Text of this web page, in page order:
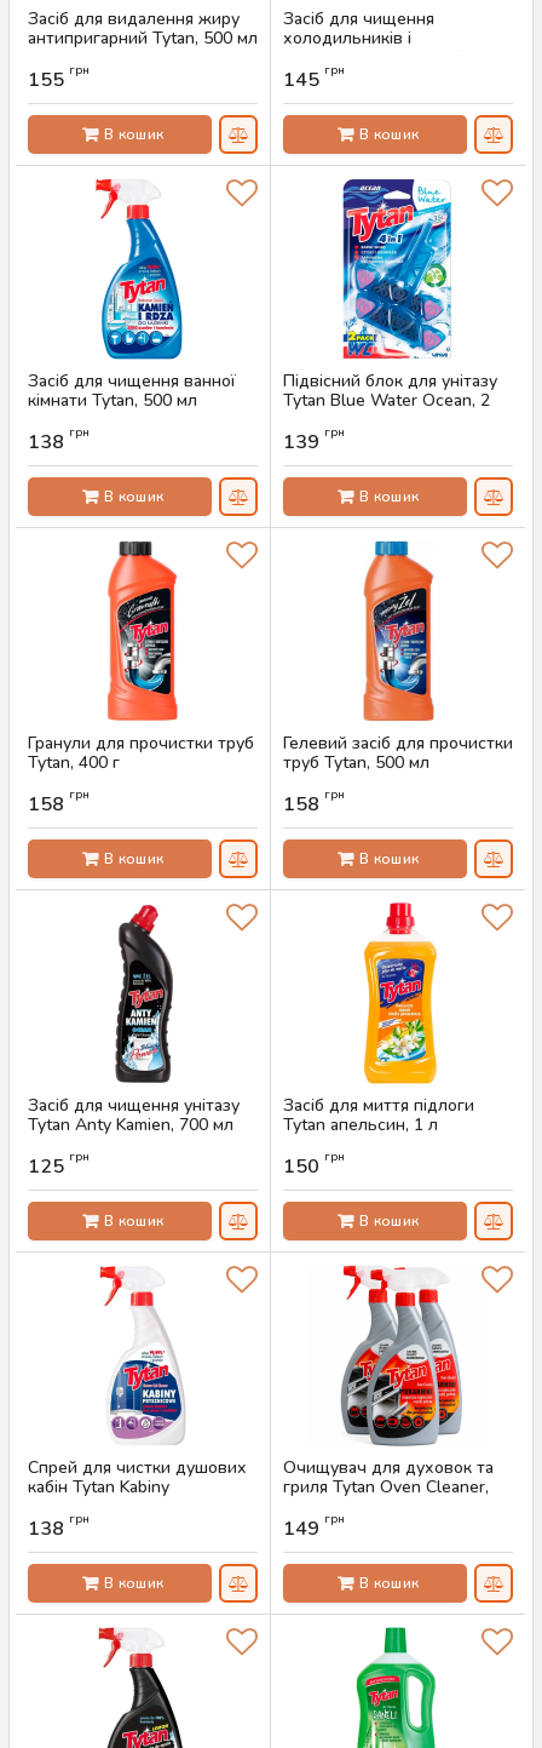
Засіб для видалення жиру
антипригарний Tytan, 500 мл
155 грн
В кошик
Засіб для чищення
холодильників і
500 мл
Артикул:AS-00477
145 грн
В кошик
Засіб для чищення ванної
кімнати Tytan, 500 мл
138 грн
В кошик
Підвісний блок для унітазу
Tytan Blue Water Ocean, 2
Артикул:
139 грн
В кошик
Гранули для прочистки труб
Tytan, 400 г
158 грн
В кошик
Гелевий засіб для прочистки
труб Tytan, 500 мл
158 грн
В кошик
Засіб для чищення унітазу
Tytan Anty Kamien, 700 мл
125 грн
В кошик
Засіб для миття підлоги
Tytan апельсин, 1 л
150 грн
В кошик
Спрей для чистки душових
кабін Tytan Kabiny
Артикул:
138 грн
В кошик
Очищувач для духовок та
гриля Tytan Oven Cleaner,
Артикул:
149 грн
В кошик